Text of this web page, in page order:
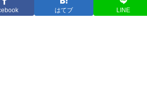
りもり食べて元気だすのよ～
はてブ LINE